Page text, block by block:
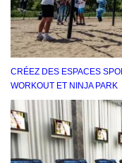
CRÉEZ DES ESPACES
WORKOUT ET NINJA PARK